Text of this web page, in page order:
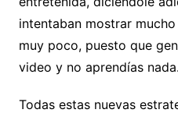
intentaban mostrar
muy poco, puesto que
video y no aprendías nada.
Todas estas nuevas